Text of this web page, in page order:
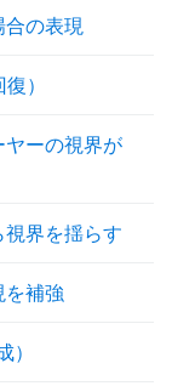
合の表現
）
ーの視界が
界を揺らす
を補強